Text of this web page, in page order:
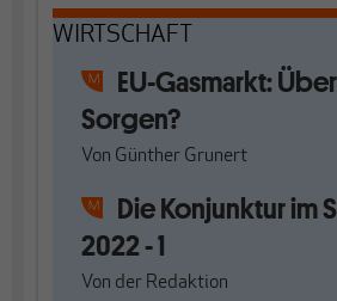
WIRTSCHAFT
EU-Gasmarkt:
Sorgen?
Von Günther Grunert
Die Konjunktur im
2022 - 1
Von der Redaktion